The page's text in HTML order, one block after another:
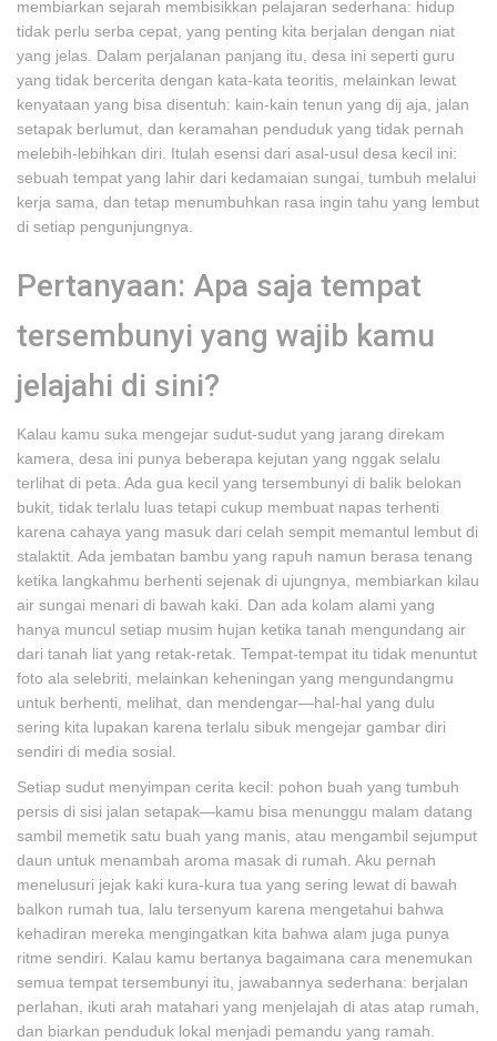
membiarkan sejarah membisikkan pelajaran sederhana: hidup
tidak perlu serba cepat, yang penting kita berjalan dengan niat
yang jelas. Dalam perjalanan panjang itu, desa ini seperti guru
yang tidak bercerita dengan kata-kata teoritis, melainkan lewat
kenyataan yang bisa disentuh: kain-kain tenun yang dij aja, jalan
setapak berlumut, dan keramahan penduduk yang tidak pernah
melebih-lebihkan diri. Itulah esensi dari asal-usul desa kecil ini:
sebuah tempat yang lahir dari kedamaian sungai, tumbuh melalui
kerja sama, dan tetap menumbuhkan rasa ingin tahu yang lembut
di setiap pengunjungnya.
Pertanyaan: Apa saja tempat
tersembunyi yang wajib kamu
jelajahi di sini?
Kalau kamu suka mengejar sudut-sudut yang jarang direkam
kamera, desa ini punya beberapa kejutan yang nggak selalu
terlihat di peta. Ada gua kecil yang tersembunyi di balik belokan
bukit, tidak terlalu luas tetapi cukup membuat napas terhenti
karena cahaya yang masuk dari celah sempit memantul lembut di
stalaktit. Ada jembatan bambu yang rapuh namun berasa tenang
ketika langkahmu berhenti sejenak di ujungnya, membiarkan kilau
air sungai menari di bawah kaki. Dan ada kolam alami yang
hanya muncul setiap musim hujan ketika tanah mengundang air
dari tanah liat yang retak-retak. Tempat-tempat itu tidak menuntut
foto ala selebriti, melainkan keheningan yang mengundangmu
untuk berhenti, melihat, dan mendengar—hal-hal yang dulu
sering kita lupakan karena terlalu sibuk mengejar gambar diri
sendiri di media sosial.
Setiap sudut menyimpan cerita kecil: pohon buah yang tumbuh
persis di sisi jalan setapak—kamu bisa menunggu malam datang
sambil memetik satu buah yang manis, atau mengambil sejumput
daun untuk menambah aroma masak di rumah. Aku pernah
menelusuri jejak kaki kura-kura tua yang sering lewat di bawah
balkon rumah tua, lalu tersenyum karena mengetahui bahwa
kehadiran mereka mengingatkan kita bahwa alam juga punya
ritme sendiri. Kalau kamu bertanya bagaimana cara menemukan
semua tempat tersembunyi itu, jawabannya sederhana: berjalan
perlahan, ikuti arah matahari yang menjelajah di atas atap rumah,
dan biarkan penduduk lokal menjadi pemandu yang ramah.